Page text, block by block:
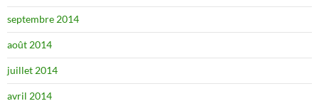
septembre 2014
août 2014
juillet 2014
avril 2014